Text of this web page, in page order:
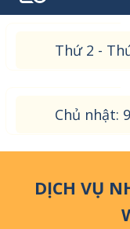
Thứ 2 -
Chủ nhật:
DỊCH VỤ